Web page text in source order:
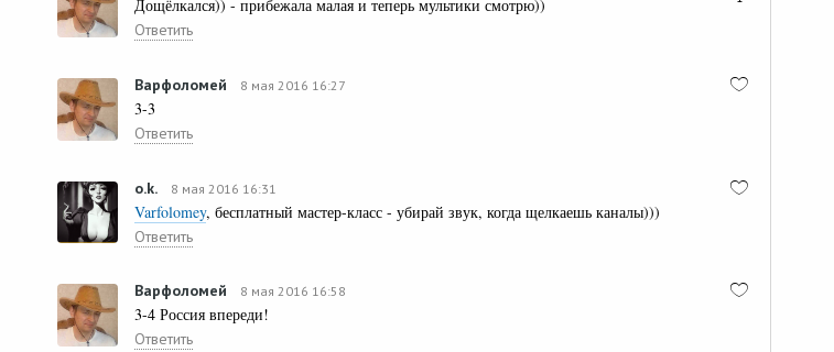
Дощёлкался)) - прибежала малая и теперь мультики смотрю))
Ответить
Варфоломей 8 мая 2016 16:27
3-3
Ответить
o.k. 8 мая 2016 16:31
Varfolomey, бесплатный мастер-класс - убирай звук, когда щелкаешь каналы)))
Ответить
Варфоломей 8 мая 2016 16:58
3-4 Россия впереди!
Ответить